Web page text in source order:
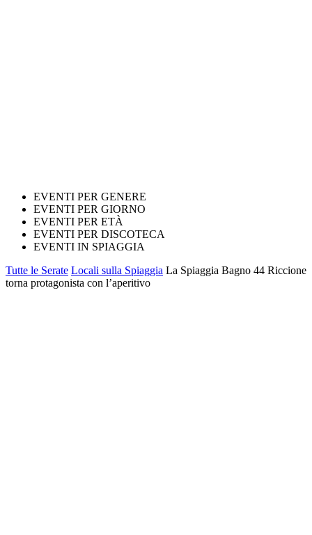
EVENTI PER GENERE
EVENTI PER GIORNO
EVENTI PER ETÀ
EVENTI PER DISCOTECA
EVENTI IN SPIAGGIA
Tutte le Serate Locali sulla Spiaggia La Spiaggia Bagno 44 Riccione
torna protagonista con l’aperitivo